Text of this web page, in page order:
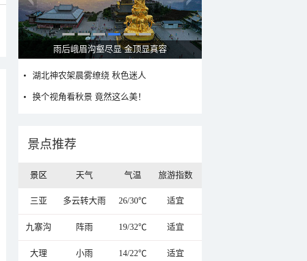
秋意浓 蓝天映衬下的哈尔滨伏尔加庄园
湖北神农架晨雾缭绕 秋色迷人
换个视角看秋景 竟然这么美！
景点推荐
景区 天气 气温 旅游指数
三亚 多云转大雨 26/30℃ 适宜
九寨沟 阵雨 19/32℃ 适宜
大理 小雨 14/22℃ 适宜